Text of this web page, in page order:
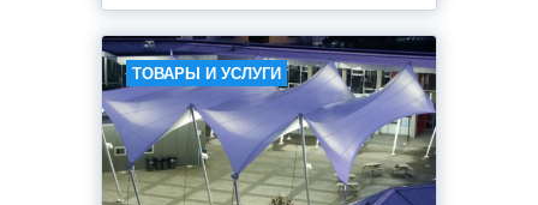
ТОВАРЫ И УСЛУГИ